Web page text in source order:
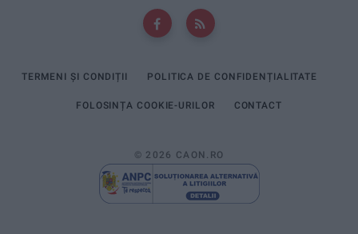
TERMENI ȘI CONDIȚII POLITICA DE CONFIDENȚIALITATE
FOLOSINȚA COOKIE-URILOR CONTACT
© 2026 CAON.RO